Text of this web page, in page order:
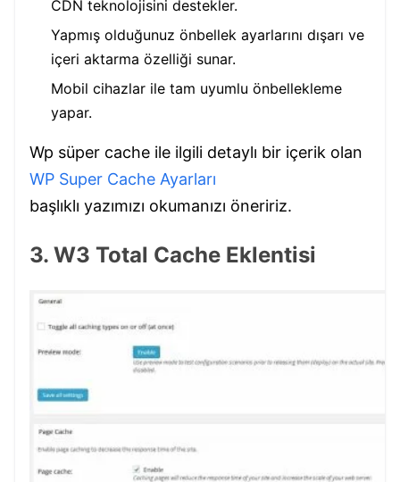
CDN teknolojisini destekler.
Yapmış olduğunuz önbellek ayarlarını dışarı ve
içeri aktarma özelliği sunar.
Mobil cihazlar ile tam uyumlu önbellekleme
yapar.
Wp süper cache ile ilgili detaylı bir içerik olan
WP Super Cache Ayarları
başlıklı yazımızı okumanızı öneririz.
3. W3 Total Cache Eklentisi